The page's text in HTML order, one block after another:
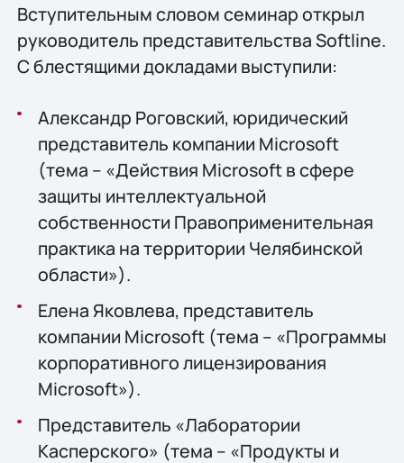
Вступительным словом семинар открыл
руководитель представительства Softline.
С блестящими докладами выступили:
Александр Роговский, юридический
представитель компании Microsoft
(тема – «Действия Microsoft в сфере
защиты интеллектуальной
собственности Правоприменительная
практика на территории Челябинской
области»).
Елена Яковлева, представитель
компании Microsoft (тема – «Программы
корпоративного лицензирования
Microsoft»).
Представитель «Лаборатории
Касперского» (тема – «Продукты и